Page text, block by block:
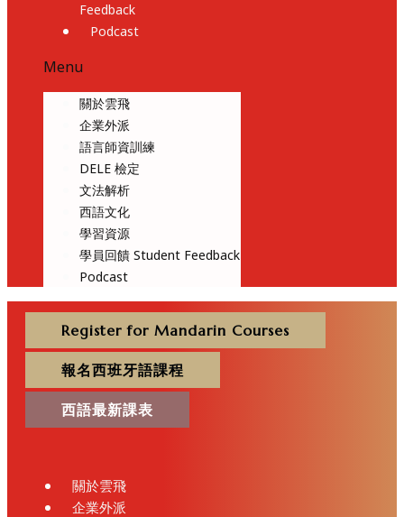
Feedback
Podcast
Menu
關於雲飛
企業外派
語言師資訓練
DELE 檢定
文法解析
西語文化
學習資源
學員回饋 Student Feedback
Podcast
Register for Mandarin Courses
報名西班牙語課程
西語最新課表
關於雲飛
企業外派